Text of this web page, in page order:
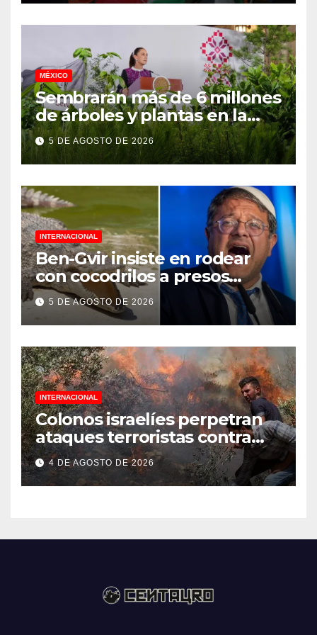
MÉXICO
Sembrarán más de 6 millones
de árboles y plantas en la
Jornada Nacional de
Reforestación 2026
5 DE AGOSTO DE 2026
INTERNACIONAL
Ben-Gvir insiste en rodear
con cocodrilos a presos
palestinos
5 DE AGOSTO DE 2026
INTERNACIONAL
Colonos israelíes perpetran
ataques terroristas contra
familias palestinas en
Cisjordania
4 DE AGOSTO DE 2026